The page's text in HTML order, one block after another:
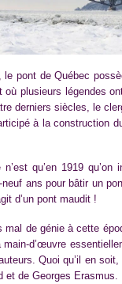
pont de Québec
plusieurs légendes
derniers siècles, le
à la construction
qu’en 1919
ans pour bâtir un
d’un pont maudit !
de génie à cette
d’œuvre
Quoi qu’il en
et de Georges